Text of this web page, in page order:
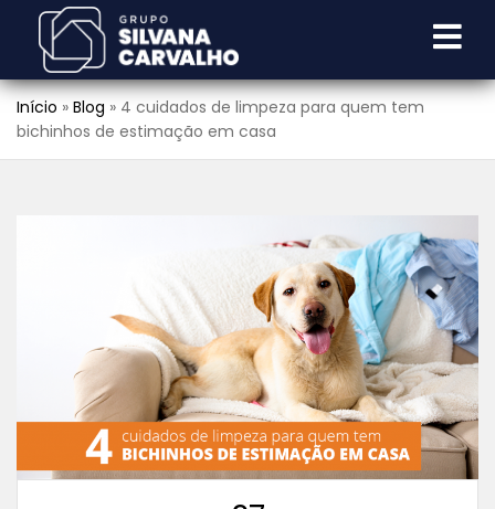
Início » Blog » 4 cuidados de limpeza para quem tem
bichinhos de estimação em casa